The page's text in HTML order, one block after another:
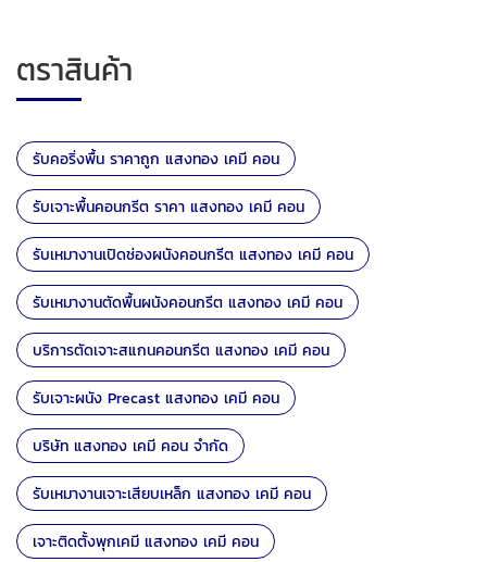
ตราสินค้า
รับคอริ่งพื้น ราคาถูก แสงทอง เคมี คอน
รับเจาะพื้นคอนกรีต ราคา แสงทอง เคมี คอน
รับเหมางานเปิดช่องผนังคอนกรีต แสงทอง เคมี คอน
รับเหมางานตัดพื้นผนังคอนกรีต แสงทอง เคมี คอน
บริการตัดเจาะสแกนคอนกรีต แสงทอง เคมี คอน
รับเจาะผนัง Precast แสงทอง เคมี คอน
บริษัท แสงทอง เคมี คอน จำกัด
รับเหมางานเจาะเสียบเหล็ก แสงทอง เคมี คอน
เจาะติดตั้งพุกเคมี แสงทอง เคมี คอน